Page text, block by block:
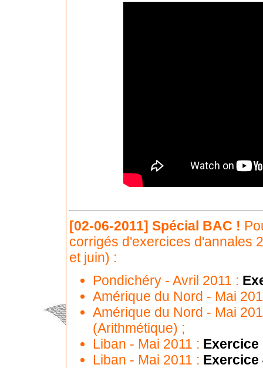
[02-06-2011] Spécial BAC !
corrigés d'exercices d'annales
et juin) :
Pondichéry - Avril 2011 :
Amérique du Nord - Mai
Amérique du Nord - Mai
(Arithmétique) ;
Liban - Mai 2011 : Exercice
Liban - Mai 2011 : Exercice